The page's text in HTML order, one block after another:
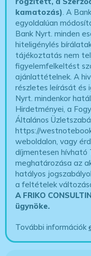
kamatozás). A
egyoldalúan
Bank Nyrt. minden
hiteligénylés
tájékoztatás nem
figyelemfelkeltést
ajánlattételnek. A
részletes leírását és
Nyrt. mindenkor
Hirdetményei, a
Általános
https://
weboldalon, vagy
díjmentesen hívható
meghatározása az
hatályos
a feltételek
A FRIKO
ügynöke.
További információk